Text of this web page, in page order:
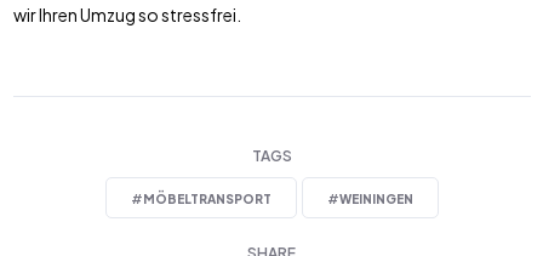
wir Ihren Umzug so stressfrei.
TAGS
#MÖBELTRANSPORT #WEININGEN